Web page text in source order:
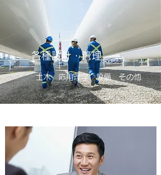
各種設計・管理
土木 応用理学 設備 その他